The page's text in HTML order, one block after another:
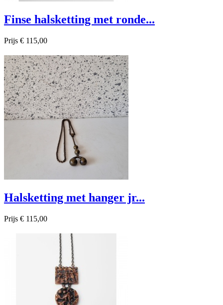
Finse halsketting met ronde...
Prijs € 115,00
 Snel bekijken
Halsketting met hanger jr...
Prijs € 115,00